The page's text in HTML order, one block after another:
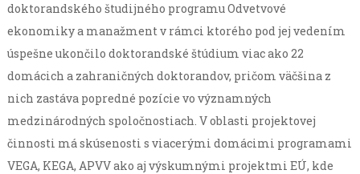
doktorandského študijného programu Odvetvové
ekonomiky a manažment v rámci ktorého pod jej vedením
úspešne ukončilo doktorandské štúdium viac ako 22
domácich a zahraničných doktorandov, pričom väčšina z
nich zastáva popredné pozície vo významných
medzinárodných spoločnostiach. V oblasti projektovej
činnosti má skúsenosti s viacerými domácimi programami
VEGA, KEGA, APVV ako aj výskumnými projektmi EÚ, kde